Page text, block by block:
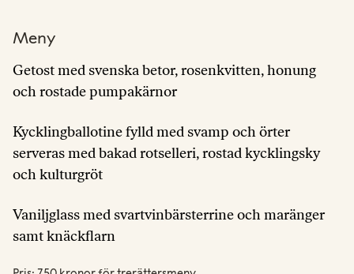
Meny
Getost med svenska betor, rosenkvitten, honung
och rostade pumpakärnor
Kycklingballotine fylld med svamp och örter
serveras med bakad rotselleri, rostad kycklingsky
och kulturgröt
Vaniljglass med svartvinbärsterrine och maränger
samt knäckflarn